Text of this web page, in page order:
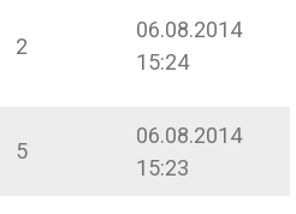
2
06.08.2014
15:24
5
06.08.2014
15:23